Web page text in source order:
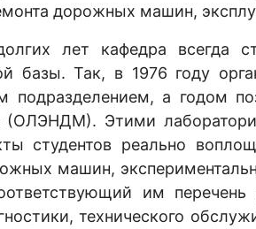
дорожных машин,
лет кафедра всегда
базы. Так, в 1976 году
подразделением, а годом
Этими
студентов реально
машин,
им
технического